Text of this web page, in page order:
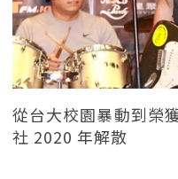
從台大校園暴動到榮
社 2020 年解散